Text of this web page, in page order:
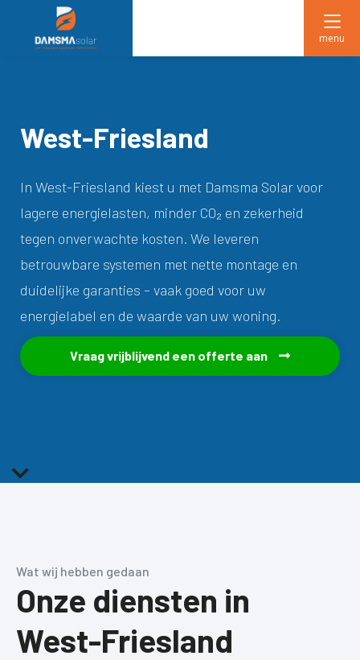
menu
West-Friesland
In West-Friesland kiest u met Damsma Solar voor
lagere energielasten, minder CO₂ en zekerheid
tegen onverwachte kosten. We leveren
betrouwbare systemen met nette montage en
duidelijke garanties – vaak goed voor uw
energielabel en de waarde van uw woning.
Vraag vrijblijvend een offerte aan 

Wat wij hebben gedaan
Onze diensten in
West-Friesland